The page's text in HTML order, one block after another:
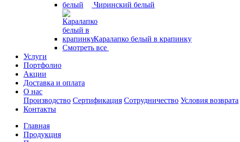
Чиринский белый
Каралапко белый в крапинку
Смотреть все
Услуги
Портфолио
Акции
Доставка и оплата
О нас
Производство Сертификация Сотрудничество Условия возврата
Контакты
Главная
Продукция